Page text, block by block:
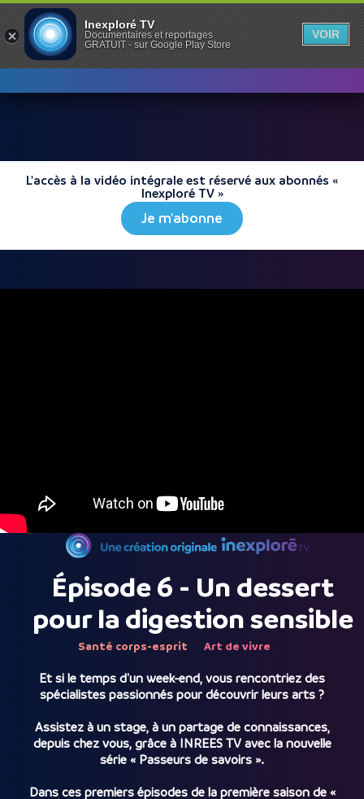
L'accès à la vidéo intégrale est réservé aux abonnés «
Inexploré TV »
Je m'abonne
Épisode 6 - Un dessert
pour la digestion sensible
Santé corps-esprit Art de vivre
Et si le temps d'un week-end, vous rencontriez des
spécialistes passionnés pour découvrir leurs arts ?
Assistez à un stage, à un partage de connaissances,
depuis chez vous, grâce à INREES TV avec la nouvelle
série « Passeurs de savoirs ».
Dans ces premiers épisodes de la première saison de «
Inexploré TV
Documentaires et reportages
GRATUIT - sur Google Play Store
VOIR